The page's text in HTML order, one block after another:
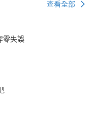
查看全部
零失誤